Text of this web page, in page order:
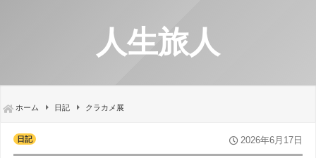
人生旅人
ホーム 日記 クラカメ展
日記 2026年6月17日